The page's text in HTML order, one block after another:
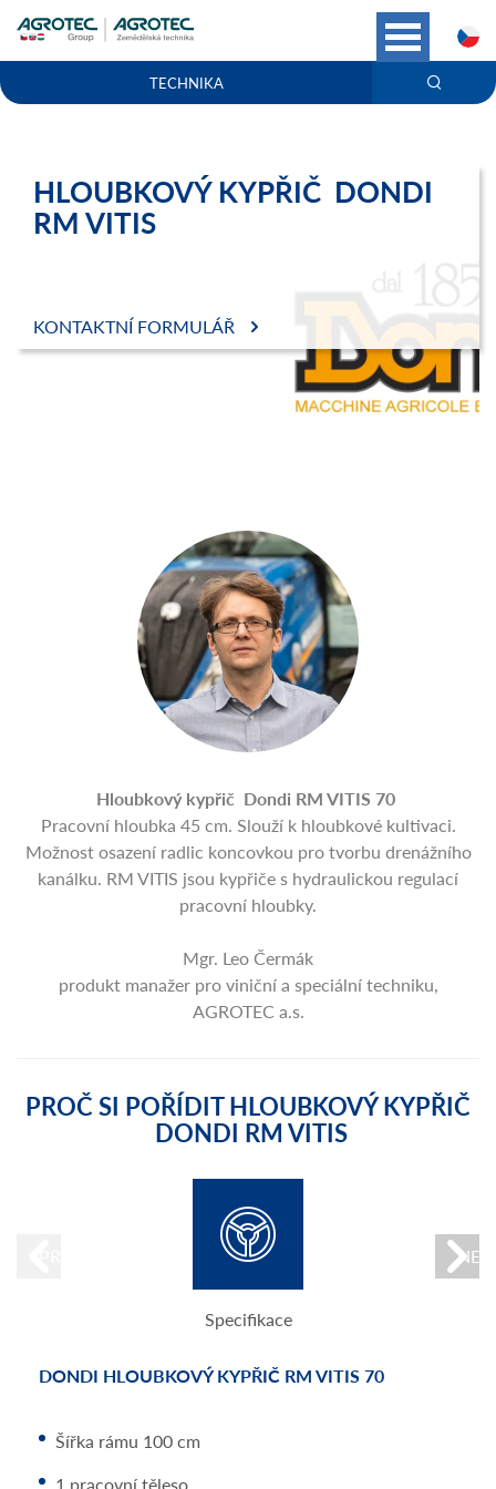
TECHNIKA
HLOUBKOVÝ KYPŘIČ DONDI
RM VITIS
KONTAKTNÍ FORMULÁŘ
Hloubkový kypřič Dondi RM VITIS 70
Pracovní hloubka 45 cm. Slouží k hloubkové kultivaci.
Možnost osazení radlic koncovkou pro tvorbu drenážního
kanálku. RM VITIS jsou kypřiče s hydraulickou regulací
pracovní hloubky.
Mgr. Leo Čermák
produkt manažer pro viniční a speciální techniku,
AGROTEC a.s.
PROČ SI POŘÍDIT HLOUBKOVÝ KYPŘIČ
DONDI RM VITIS
Specifikace
DONDI HLOUBKOVÝ KYPŘIČ RM VITIS 70
Šířka rámu 100 cm
DONDI - RM TABULKA
specializovanými na vinice a ovocné sady.
DONDI - RM VYBAVENÍ
Nastavetelný hladký přední kotouč